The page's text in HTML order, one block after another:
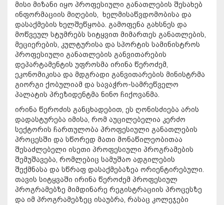
მისი მიზანი იყო პროფესიული განათლების შესახებ
ინფორმაციის მიღების, ხელმისაწვდომობისა და
დასაქმების ხელშეწყობა. გამოფენა გახსნეს და
მოწვეულ სტუმრებს სიტყვით მიმართეს განათლების,
მეციერების, კულტურისა და სპორტის სამინისტროს
პროფესიული განათლების განვითარების
დეპარტამენტის უფროსმა ირინა წეროძემ,
ეკონომიკისა და მდგრადი განვითარების მინისტრმა
გიორგი ქობულიამ და სავაჭრო-სამრეწველო
პალატის პრეზიდენტმა ნინო ჩიქოვანმა.
ირინა წეროძის განცხადებით, ეს ღონისძიება არის
დადასტურება იმისა, რომ აუცილებელია კერძო
სექტორის ჩართულობა პროფესიული განათლების
პროცესში და სწორედ მათი მონაწილეობითაა
შესაძლებელი ისეთი პროფესიული პროგრამების
შემუშავება, რომლებიც სამუშაო ადგილების
შექმნასა და სწრაფ დასაქმებაზეა ორიენტირებული.
თავის სიტყვაში ირინა წეროძემ პროფესიულ
პროგრამებზე მიმდინარე რეგისტრაციის პროცესზე
და იმ პროგრამებზეც ისაუბრა, რასაც კოლეჯები